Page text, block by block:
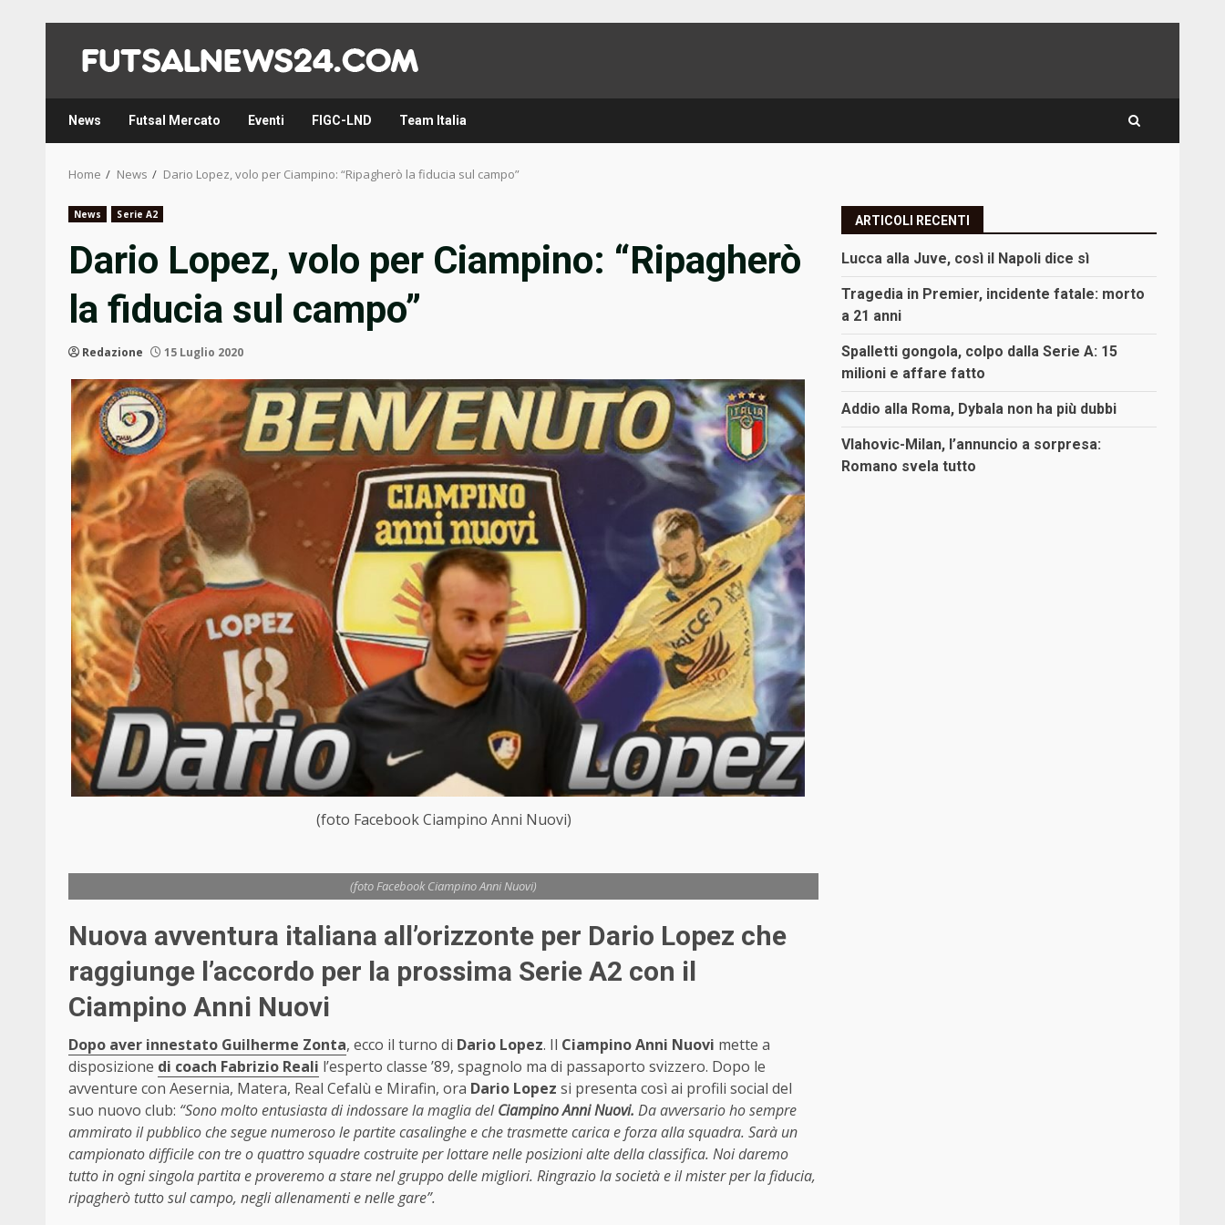
content
News Futsal Mercato Eventi FIGC-LND Team Italia
Home News Dario Lopez, volo per Ciampino: “Ripagherò la fiducia sul campo”
News Serie A2
Dario Lopez, volo per Ciampino: “Ripagherò
la fiducia sul campo”
Redazione 15 Luglio 2020
(foto Facebook Ciampino Anni Nuovi)
(foto Facebook Ciampino Anni Nuovi)
Nuova avventura italiana all’orizzonte per Dario Lopez che
raggiunge l’accordo per la prossima Serie A2 con il
Ciampino Anni Nuovi
Dopo aver innestato Guilherme Zonta, ecco il turno di Dario Lopez. Il Ciampino Anni Nuovi mette a
disposizione di coach Fabrizio Reali l’esperto classe ’89, spagnolo ma di passaporto svizzero. Dopo le
avventure con Aesernia, Matera, Real Cefalù e Mirafin, ora Dario Lopez si presenta così ai profili social del
suo nuovo club: “Sono molto entusiasta di indossare la maglia delCiampino Anni Nuovi. Da avversario ho sempre
ammirato il pubblico che segue numeroso le partite casalinghe e che trasmette carica e forza alla squadra. Sarà un
campionato difficile con tre o quattro squadre costruite per lottare nelle posizioni alte della classifica. Noi daremo
tutto in ogni singola partita e proveremo a stare nel gruppo delle migliori. Ringrazio la società e il mister per la fiducia,
ripagherò tutto sul campo, negli allenamenti e nelle gare”.
ARTICOLI RECENTI
Lucca alla Juve, così il Napoli dice sì
Tragedia in Premier, incidente fatale: morto
a 21 anni
Spalletti gongola, colpo dalla Serie A: 15
milioni e affare fatto
Addio alla Roma, Dybala non ha più dubbi
Vlahovic-Milan, l’annuncio a sorpresa:
Romano svela tutto